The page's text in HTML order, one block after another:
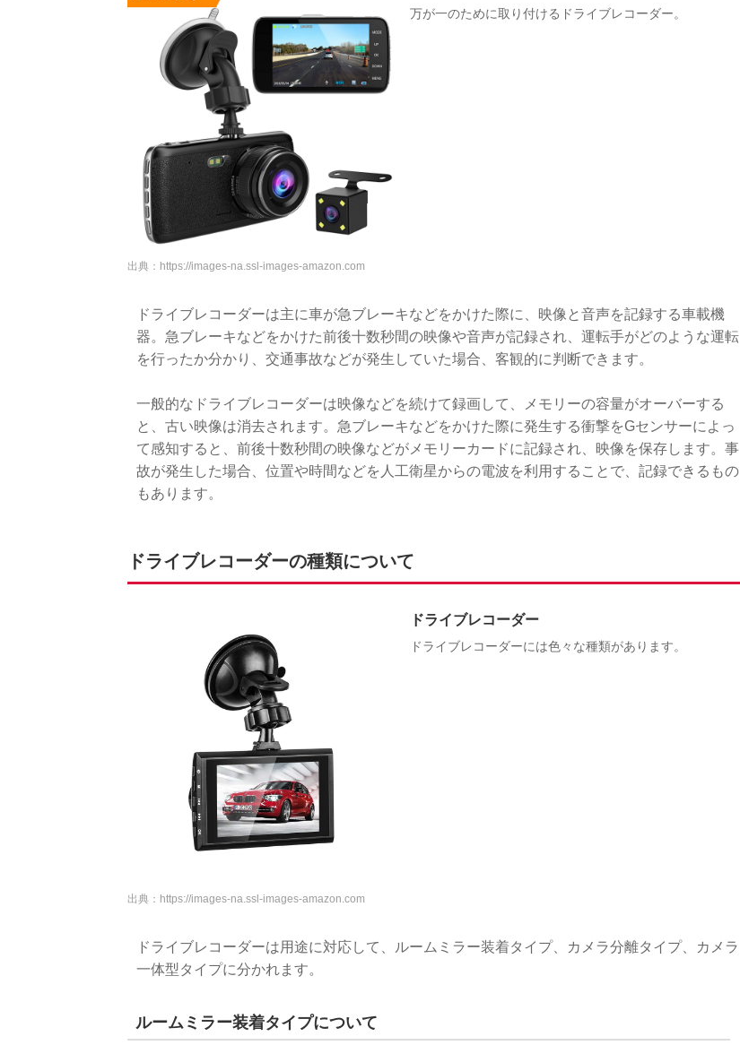
万が一のために取り付けるドライブレコーダー。
出典： https://images-na.ssl-images-amazon.com
ドライブレコーダーは主に車が急ブレーキなどをかけた際に、映像と音声を記録する車載機
器。急ブレーキなどをかけた前後十数秒間の映像や音声が記録され、運転手がどのような運転
を行ったか分かり、交通事故などが発生していた場合、客観的に判断できます。
一般的なドライブレコーダーは映像などを続けて録画して、メモリーの容量がオーバーする
と、古い映像は消去されます。急ブレーキなどをかけた際に発生する衝撃をGセンサーによっ
て感知すると、前後十数秒間の映像などがメモリーカードに記録され、映像を保存します。事
故が発生した場合、位置や時間などを人工衛星からの電波を利用することで、記録できるもの
もあります。
ドライブレコーダーの種類について
ドライブレコーダー
ドライブレコーダーには色々な種類があります。
出典： https://images-na.ssl-images-amazon.com
ドライブレコーダーは用途に対応して、ルームミラー装着タイプ、カメラ分離タイプ、カメラ
一体型タイプに分かれます。
ルームミラー装着タイプについて